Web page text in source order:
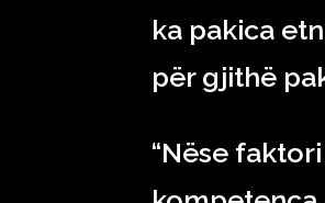
ka pakica
për gjithë
“Nëse